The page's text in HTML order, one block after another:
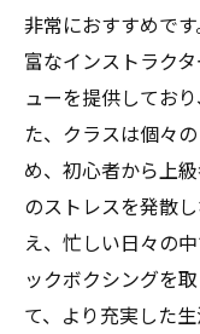
非常におすすめで
富なインストラク
ューを提供してお
た、クラスは個々
め、初心者から上
のストレスを発散
え、忙しい日々の
ックボクシングを
て、より充実した